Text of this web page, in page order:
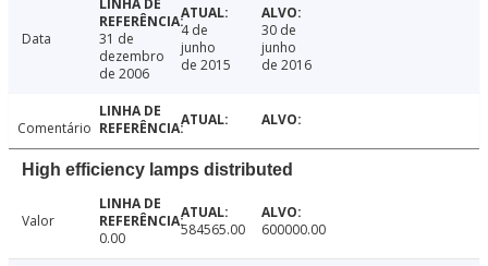
Data
31 de
dezembro
de 2006
4 de
junho
de 2015
30 de
junho
de 2016
Comentário
High efficiency lamps distributed
Valor
0.00
584565.00 600000.00